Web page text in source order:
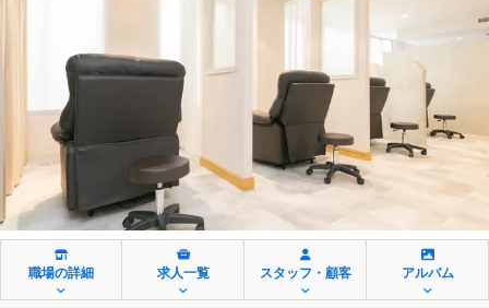
職場の詳細 求人一覧 スタッフ・顧客 アルバム